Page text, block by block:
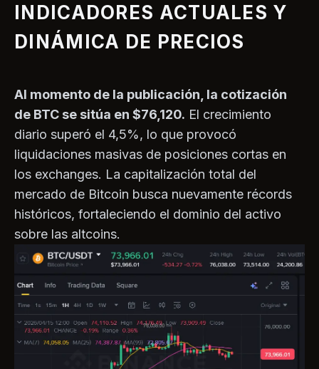
INDICADORES ACTUALES Y
DINÁMICA DE PRECIOS
Al momento de la publicación, la cotización
de BTC se sitúa en $76,120. El crecimiento
diario superó el 4,5%, lo que provocó
liquidaciones masivas de posiciones cortas en
los exchanges. La capitalización total del
mercado de Bitcoin busca nuevamente récords
históricos, fortaleciendo el dominio del activo
sobre las altcoins.